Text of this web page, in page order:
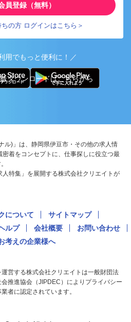
員登録（無料）
の方 ログインはこちら＞
用でもっと便利に！／
ダウンロードはこちらから
ル)」は、静岡県伊豆市・その他の求人情
着をコンセプトに、仕事探しに役立つ最
特集」を展開する株式会社クリエイトが
について
サイトマップ
ルプ 会社概要
お問い合わせ
考えの企業様へ
営する株式会社クリエイトは一般財団法
会推進協会（JIPDEC）によりプライバシー
者に認定されています。